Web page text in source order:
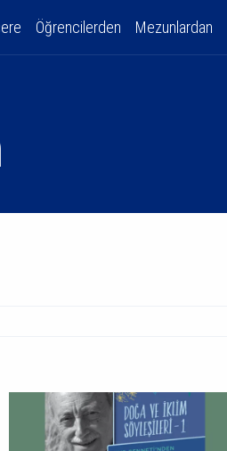
Öğrencilerden Mezunlardan